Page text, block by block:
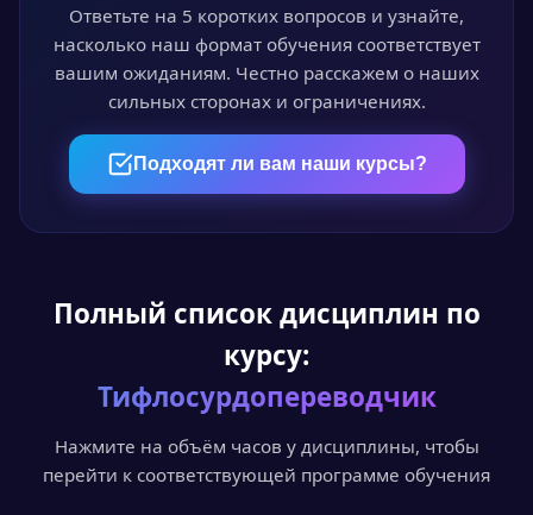
время. Лекции, видео и тесты доступны 24/7.
Пройдите аттестацию
Итоговый онлайн-тест или выпускная
Получите документ
Диплом или удостоверение установленного
Ответьте на 5 коротких вопросов и узнайте,
насколько наш формат обучения соответствует
вашим ожиданиям. Честно расскажем о наших
сильных сторонах и ограничениях.
Подходят ли вам наши курсы?
Полный список дисциплин по
курсу:
Тифлосурдопереводчик
Нажмите на объём часов у дисциплины, чтобы
перейти к соответствующей программе обучения